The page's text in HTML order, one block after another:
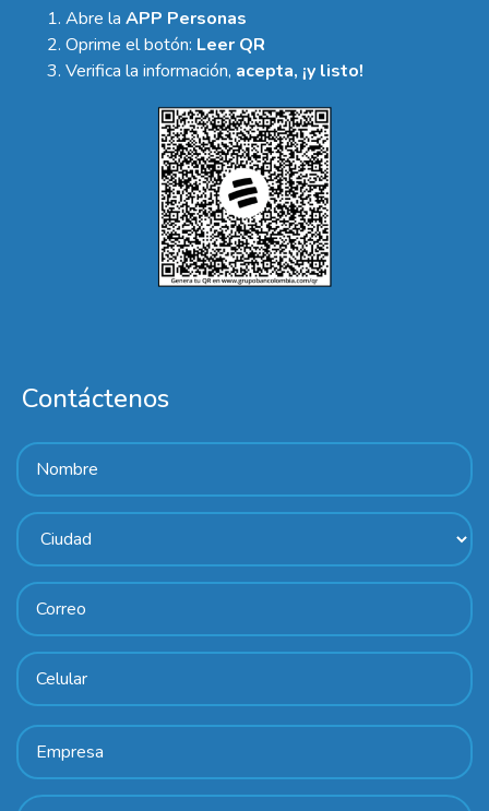
Abre la APP Personas
Oprime el botón: Leer QR
Verifica la información, acepta, ¡y listo!
Contáctenos